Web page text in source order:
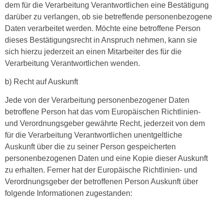
dem für die Verarbeitung Verantwortlichen eine Bestätigung
darüber zu verlangen, ob sie betreffende personenbezogene
Daten verarbeitet werden. Möchte eine betroffene Person
dieses Bestätigungsrecht in Anspruch nehmen, kann sie
sich hierzu jederzeit an einen Mitarbeiter des für die
Verarbeitung Verantwortlichen wenden.
b) Recht auf Auskunft
Jede von der Verarbeitung personenbezogener Daten
betroffene Person hat das vom Europäischen Richtlinien-
und Verordnungsgeber gewährte Recht, jederzeit von dem
für die Verarbeitung Verantwortlichen unentgeltliche
Auskunft über die zu seiner Person gespeicherten
personenbezogenen Daten und eine Kopie dieser Auskunft
zu erhalten. Ferner hat der Europäische Richtlinien- und
Verordnungsgeber der betroffenen Person Auskunft über
folgende Informationen zugestanden: